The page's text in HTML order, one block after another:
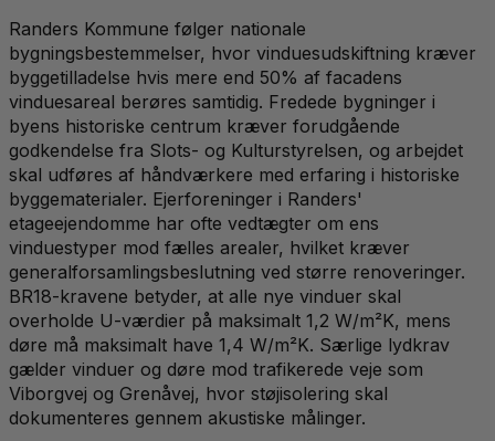
Randers Kommune følger nationale
bygningsbestemmelser, hvor vinduesudskiftning kræver
byggetilladelse hvis mere end 50% af facadens
vinduesareal berøres samtidig. Fredede bygninger i
byens historiske centrum kræver forudgående
godkendelse fra Slots- og Kulturstyrelsen, og arbejdet
skal udføres af håndværkere med erfaring i historiske
byggematerialer. Ejerforeninger i Randers'
etageejendomme har ofte vedtægter om ens
vinduestyper mod fælles arealer, hvilket kræver
generalforsamlingsbeslutning ved større renoveringer.
BR18-kravene betyder, at alle nye vinduer skal
overholde U-værdier på maksimalt 1,2 W/m²K, mens
døre må maksimalt have 1,4 W/m²K. Særlige lydkrav
gælder vinduer og døre mod trafikerede veje som
Viborgvej og Grenåvej, hvor støjisolering skal
dokumenteres gennem akustiske målinger.